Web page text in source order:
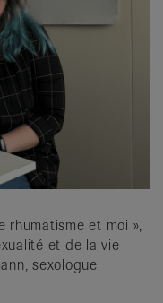
rhumatisme et moi »,
et de la vie
sexologue